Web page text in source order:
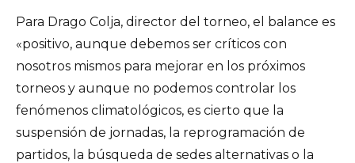
Para Drago Colja, director del torneo, el balance es
«positivo, aunque debemos ser críticos con
nosotros mismos para mejorar en los próximos
torneos y aunque no podemos controlar los
fenómenos climatológicos, es cierto que la
suspensión de jornadas, la reprogramación de
partidos, la búsqueda de sedes alternativas o la